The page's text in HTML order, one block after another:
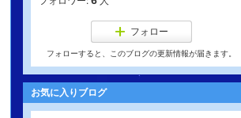
フォロー
フォローすると、このブログの更新情報が届きます。
お気に入りブログ